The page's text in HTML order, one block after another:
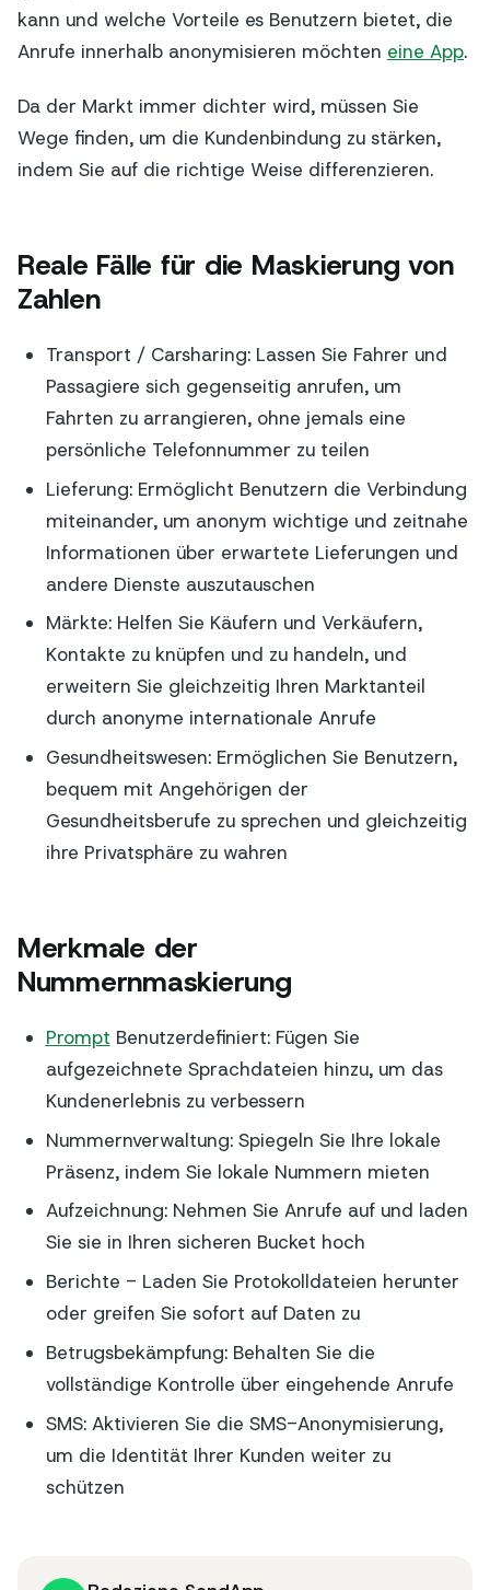
kann und welche Vorteile es Benutzern bietet, die
Anrufe innerhalb anonymisieren möchten eine App.
Da der Markt immer dichter wird, müssen Sie
Wege finden, um die Kundenbindung zu stärken,
indem Sie auf die richtige Weise differenzieren.
Reale Fälle für die Maskierung von
Zahlen
Transport / Carsharing: Lassen Sie Fahrer und
Passagiere sich gegenseitig anrufen, um
Fahrten zu arrangieren, ohne jemals eine
persönliche Telefonnummer zu teilen
Lieferung: Ermöglicht Benutzern die Verbindung
miteinander, um anonym wichtige und zeitnahe
Informationen über erwartete Lieferungen und
andere Dienste auszutauschen
Märkte: Helfen Sie Käufern und Verkäufern,
Kontakte zu knüpfen und zu handeln, und
erweitern Sie gleichzeitig Ihren Marktanteil
durch anonyme internationale Anrufe
Gesundheitswesen: Ermöglichen Sie Benutzern,
bequem mit Angehörigen der
Gesundheitsberufe zu sprechen und gleichzeitig
ihre Privatsphäre zu wahren
Merkmale der
Nummernmaskierung
Prompt Benutzerdefiniert: Fügen Sie
aufgezeichnete Sprachdateien hinzu, um das
Kundenerlebnis zu verbessern
Nummernverwaltung: Spiegeln Sie Ihre lokale
Präsenz, indem Sie lokale Nummern mieten
Aufzeichnung: Nehmen Sie Anrufe auf und laden
Sie sie in Ihren sicheren Bucket hoch
Berichte - Laden Sie Protokolldateien herunter
oder greifen Sie sofort auf Daten zu
Betrugsbekämpfung: Behalten Sie die
vollständige Kontrolle über eingehende Anrufe
SMS: Aktivieren Sie die SMS-Anonymisierung,
um die Identität Ihrer Kunden weiter zu
schützen